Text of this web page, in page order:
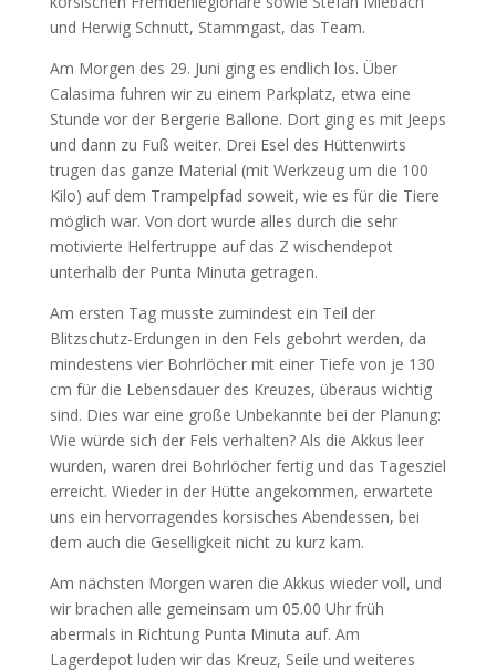
und Herwig Schnutt, Stammgast, das Team.
Am Morgen des 29. Juni ging es endlich los. Über
Calasima fuhren wir zu einem Parkplatz, etwa eine
Stunde vor der Bergerie Ballone. Dort ging es mit Jeeps
und dann zu Fuß weiter. Drei Esel des Hüttenwirts
trugen das ganze Material (mit Werkzeug um die 100
Kilo) auf dem Trampelpfad soweit, wie es für die Tiere
möglich war. Von dort wurde alles durch die sehr
motivierte Helfertruppe auf das Z wischendepot
unterhalb der Punta Minuta getragen.
Am ersten Tag musste zumindest ein Teil der
Blitzschutz-Erdungen in den Fels gebohrt werden, da
mindestens vier Bohrlöcher mit einer Tiefe von je 130
cm für die Lebensdauer des Kreuzes, überaus wichtig
sind. Dies war eine große Unbekannte bei der Planung:
Wie würde sich der Fels verhalten? Als die Akkus leer
wurden, waren drei Bohrlöcher fertig und das Tagesziel
erreicht. Wieder in der Hütte angekommen, erwartete
uns ein hervorragendes korsisches Abendessen, bei
dem auch die Geselligkeit nicht zu kurz kam.
Am nächsten Morgen waren die Akkus wieder voll, und
wir brachen alle gemeinsam um 05.00 Uhr früh
abermals in Richtung Punta Minuta auf. Am
Lagerdepot luden wir das Kreuz, Seile und weiteres